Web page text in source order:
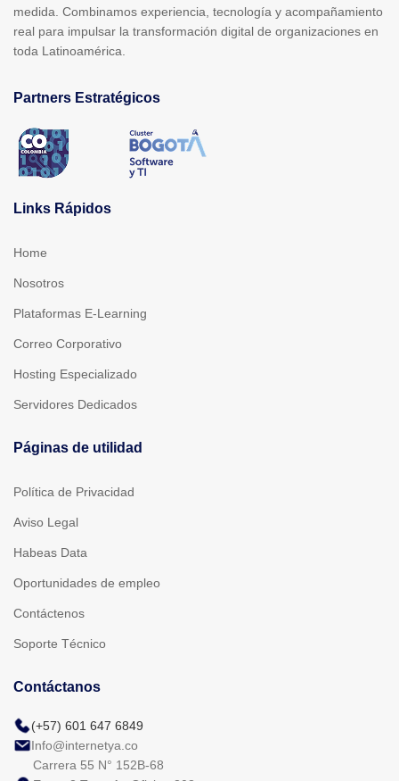
medida. Combinamos experiencia, tecnología y acompañamiento
real para impulsar la transformación digital de organizaciones en
toda Latinoamérica.
Partners Estratégicos
Links Rápidos
Home
Nosotros
Plataformas E-Learning
Correo Corporativo
Hosting Especializado
Servidores Dedicados
Páginas de utilidad
Política de Privacidad
Aviso Legal
Habeas Data
Oportunidades de empleo
Contáctenos
Soporte Técnico
Contáctanos
(+57) 601 647 6849
Info@internetya.co
Carrera 55 N° 152B-68